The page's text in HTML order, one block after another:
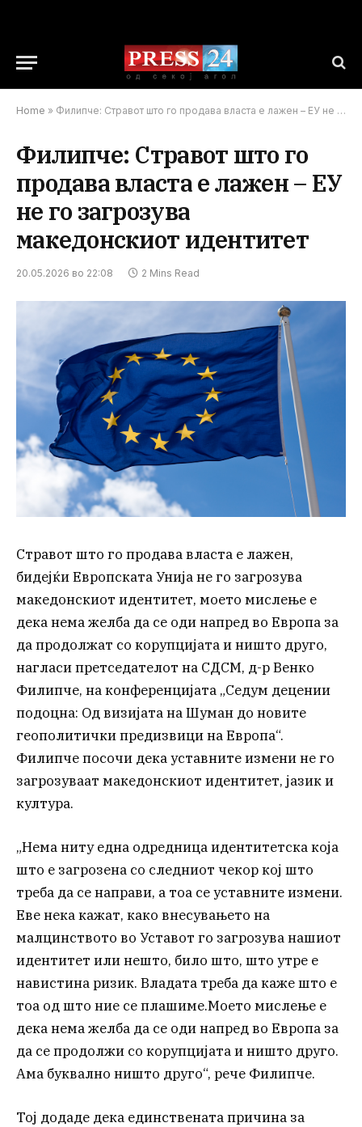
Home » Филипче: Стравот што го продава власта е лажен – ЕУ не го загрозува македонскиот идентитет
Филипче: Стравот што го
продава власта е лажен – ЕУ
не го загрозува
македонскиот идентитет
20.05.2026 во 22:08 2 Mins Read
Стравот што го продава власта е лажен,
бидејќи Европската Унија не го загрозува
македонскиот идентитет, моето мислење е
дека нема желба да се оди напред во Европа за
да продолжат со корупцијата и ништо друго,
нагласи претседателот на СДСМ, д-р Венко
Филипче, на конференцијата „Седум децении
подоцна: Од визијата на Шуман до новите
геополитички предизвици на Европа“.
Филипче посочи дека уставните измени не го
загрозуваат македонскиот идентитет, јазик и
култура.
„Нема ниту една одредница идентитетска која
што е загрозена со следниот чекор кој што
треба да се направи, а тоа се уставните измени.
Еве нека кажат, како внесувањето на
малцинството во Уставот го загрозува нашиот
идентитет или нешто, било што, што утре е
навистина ризик. Владата треба да каже што е
тоа од што ние се плашиме.Моето мислење е
дека нема желба да се оди напред во Европа за
да се продолжи со корупцијата и ништо друго.
Ама буквално ништо друго“, рече Филипче.
Тој додаде дека единствената причина за